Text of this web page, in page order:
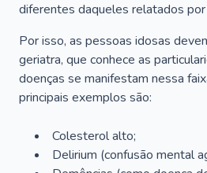
diferentes daqueles relatados
Por isso, as pessoas idosas
geriatra, que conhece as
doenças se manifestam nessa
principais exemplos são:
Colesterol alto;
Delirium (confusão mental